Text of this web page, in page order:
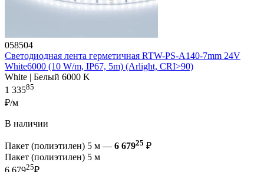
058504
Светодиодная лента герметичная RTW-PS-A140-7mm 24V
White6000 (10 W/m, IP67, 5m) (Arlight, CRI>90)
White | Белый 6000 K
1 33585
₽/м
В наличии
Пакет (полиэтилен) 5 м — 6 67925 ₽
Пакет (полиэтилен) 5 м
25